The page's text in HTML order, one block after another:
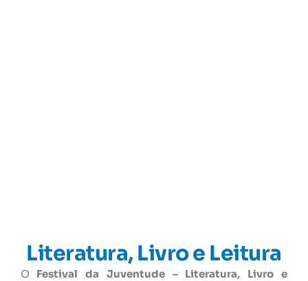
Literatura, Livro e Leitura
O Festival da Juventude – Literatura, Livro e